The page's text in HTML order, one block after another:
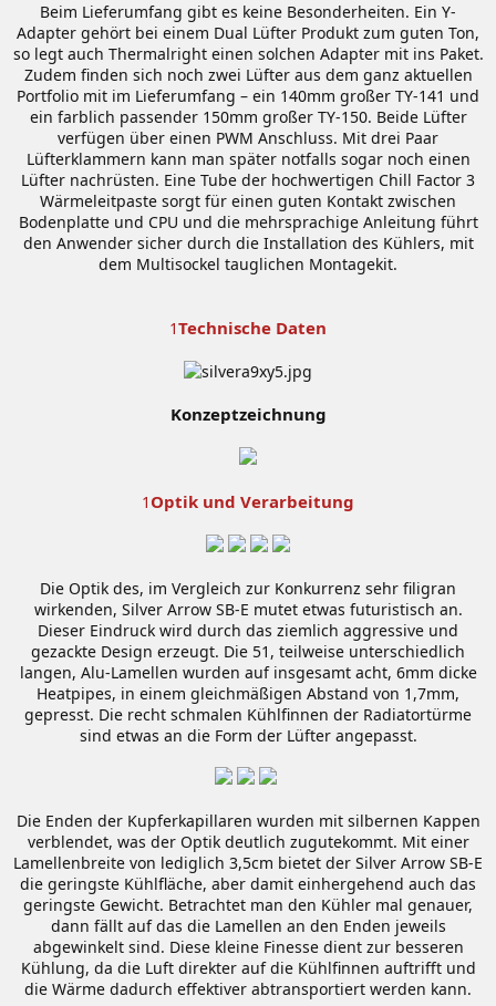
Beim Lieferumfang gibt es keine Besonderheiten. Ein Y-
Adapter gehört bei einem Dual Lüfter Produkt zum guten Ton,
so legt auch Thermalright einen solchen Adapter mit ins Paket.
Zudem finden sich noch zwei Lüfter aus dem ganz aktuellen
Portfolio mit im Lieferumfang – ein 140mm großer TY-141 und
ein farblich passender 150mm großer TY-150. Beide Lüfter
verfügen über einen PWM Anschluss. Mit drei Paar
Lüfterklammern kann man später notfalls sogar noch einen
Lüfter nachrüsten. Eine Tube der hochwertigen Chill Factor 3
Wärmeleitpaste sorgt für einen guten Kontakt zwischen
Bodenplatte und CPU und die mehrsprachige Anleitung führt
den Anwender sicher durch die Installation des Kühlers, mit
dem Multisockel tauglichen Montagekit.
1Technische Daten
Konzeptzeichnung
1 Optik und Verarbeitung
Die Optik des, im Vergleich zur Konkurrenz sehr filigran
wirkenden, Silver Arrow SB-E mutet etwas futuristisch an.
Dieser Eindruck wird durch das ziemlich aggressive und
gezackte Design erzeugt. Die 51, teilweise unterschiedlich
langen, Alu-Lamellen wurden auf insgesamt acht, 6mm dicke
Heatpipes, in einem gleichmäßigen Abstand von 1,7mm,
gepresst. Die recht schmalen Kühlfinnen der Radiatortürme
sind etwas an die Form der Lüfter angepasst.
Die Enden der Kupferkapillaren wurden mit silbernen Kappen
verblendet, was der Optik deutlich zugutekommt. Mit einer
Lamellenbreite von lediglich 3,5cm bietet der Silver Arrow SB-E
die geringste Kühlfläche, aber damit einhergehend auch das
geringste Gewicht. Betrachtet man den Kühler mal genauer,
dann fällt auf das die Lamellen an den Enden jeweils
abgewinkelt sind. Diese kleine Finesse dient zur besseren
Kühlung, da die Luft direkter auf die Kühlfinnen auftrifft und
die Wärme dadurch effektiver abtransportiert werden kann.